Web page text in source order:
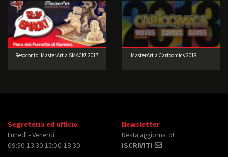
Resoconto iMasterArt a SMACK! 2017 iMasterArt a Cartoomics 2018
Segreteria ed ufficio
Lunedì - Venerdì
09:30-13:30 15:00-18:30
Newsletter
Resta aggiornato!
ISCRIVITI